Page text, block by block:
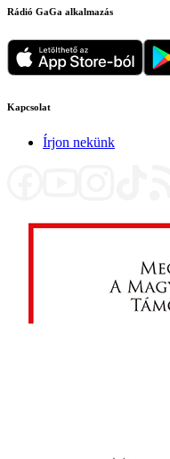
Rádió GaGa alkalmazás
Kapcsolat
Írjon nekünk